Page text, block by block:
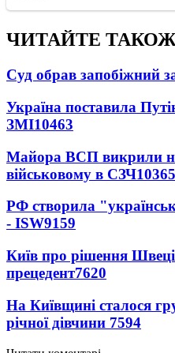
ЧИТАЙТЕ
Суд обрав запобіжний
Україна поставила
ЗМІ10463
Майора ВСП викрили
військовому в СЗЧ10365
РФ створила
- ISW9159
Київ про рішення
прецедент7620
На Київщині сталося
річної дівчини 7594